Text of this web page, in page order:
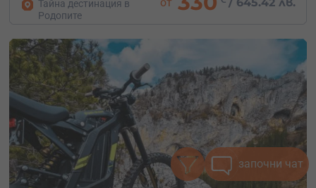
Тайна дестинация в
Родопите
започни чат